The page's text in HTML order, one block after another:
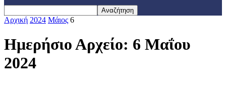
Αρχική 2024 Μάιος 6
Ημερήσιο Αρχείο: 6 Μαΐου
2024